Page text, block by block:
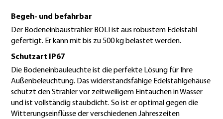
Begeh- und befahrbar
Der Bodeneinbaustrahler BOLI ist aus robustem Edelstahl
gefertigt. Er kann mit bis zu 500 kg belastet werden.
Schutzart IP67
Die Bodeneinbauleuchte ist die perfekte Lösung für Ihre
Außenbeleuchtung. Das widerstandsfähige Edelstahlgehäuse
schützt den Strahler vor zeitweiligem Eintauchen in Wasser
und ist vollständig staubdicht. So ist er optimal gegen die
Witterungseinflüsse der verschiedenen Jahreszeiten